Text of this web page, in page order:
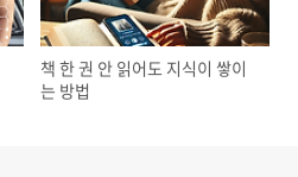
책 한 권 안 읽어도 지식이 쌓이
는 방법